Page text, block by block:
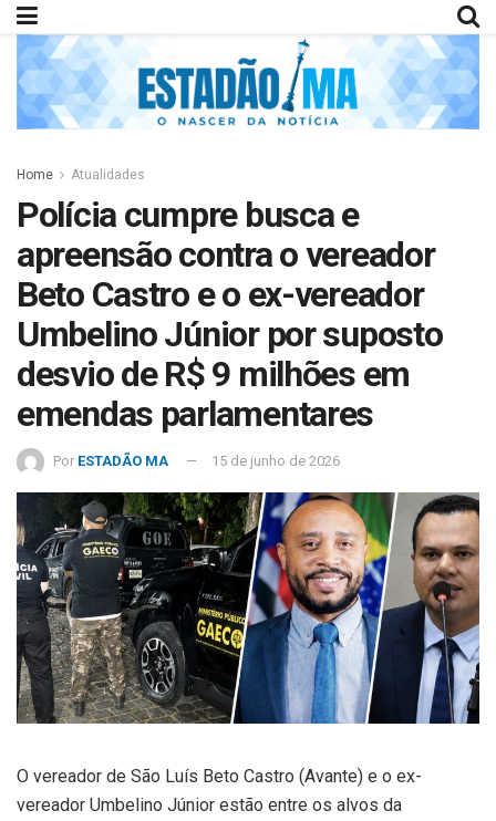
Home Atualidades
Polícia cumpre busca e
apreensão contra o vereador
Beto Castro e o ex-vereador
Umbelino Júnior por suposto
desvio de R$ 9 milhões em
emendas parlamentares
Por ESTADÃO MA 15 de junho de 2026
O vereador de São Luís Beto Castro (Avante) e o ex-
vereador Umbelino Júnior estão entre os alvos da